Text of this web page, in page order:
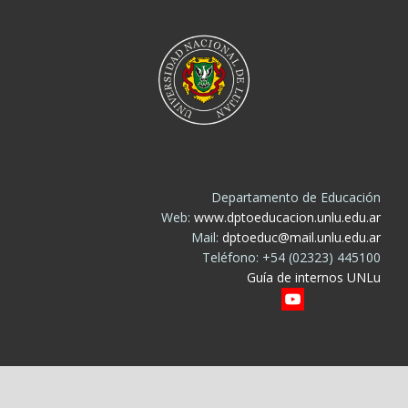
Departamento de Educación
Web: www.dptoeducacion.unlu.edu.ar
Mail: dptoeduc@mail.unlu.edu.ar
Teléfono: +54 (02323) 445100
Guía de internos UNLu